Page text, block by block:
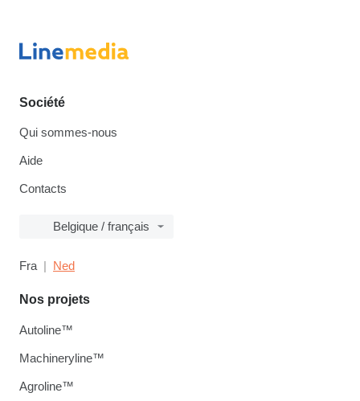
Société
Qui sommes-nous
Aide
Contacts
Belgique / français
Fra Ned
Nos projets
Autoline™
Machineryline™
Agroline™